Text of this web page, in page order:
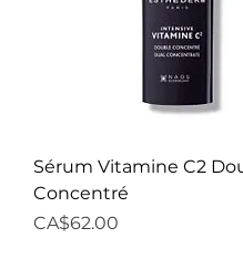
Sérum Vitamine C2
Concentré
Price
CA$62.00